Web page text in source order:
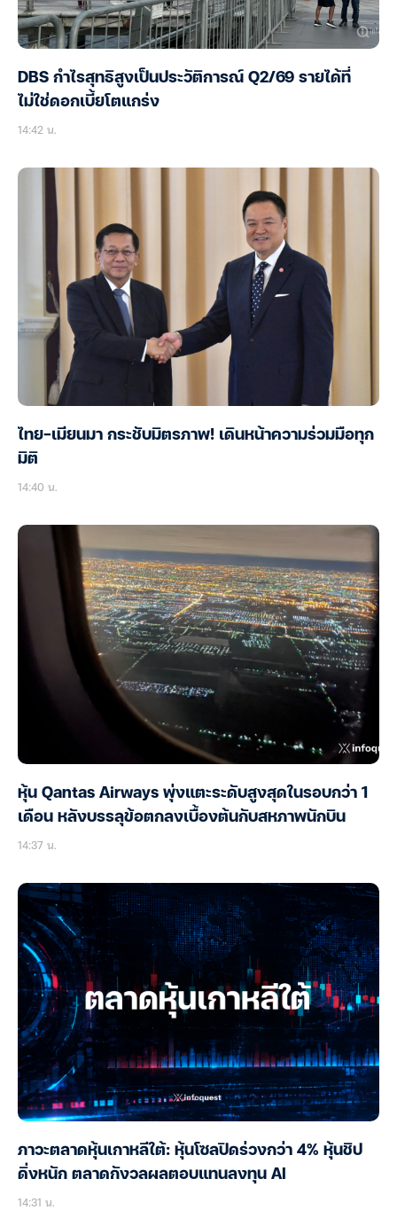
DBS กำไรสุทธิสูงเป็นประวัติการณ์ Q2/69 รายได้ที่
ไม่ใช่ดอกเบี้ยโตแกร่ง
14:42 น.
ไทย–เมียนมา กระชับมิตรภาพ! เดินหน้าความร่วมมือทุก
มิติ
14:40 น.
หุ้น Qantas Airways พุ่งแตะระดับสูงสุดในรอบกว่า 1
เดือน หลังบรรลุข้อตกลงเบื้องต้นกับสหภาพนักบิน
14:37 น.
ภาวะตลาดหุ้นเกาหลีใต้: หุ้นโซลปิดร่วงกว่า 4% หุ้นชิป
ดิ่งหนัก ตลาดกังวลผลตอบแทนลงทุน AI
14:31 น.